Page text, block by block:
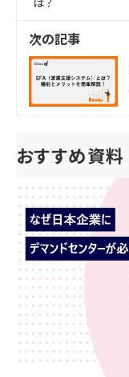
次の記事
おすすめ資料